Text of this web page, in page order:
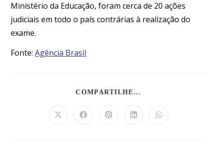
Ministério da Educação, foram cerca de 20 ações
judiciais em todo o país contrárias à realização do
exame.
Fonte:Agência Brasil
COMPARTILHE...